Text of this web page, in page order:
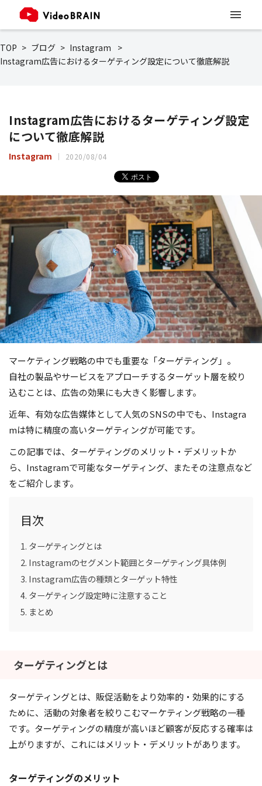
TOP ブログ
Instagram
Instagram広告におけるターゲティング設定について徹底解説
Instagram広告におけるターゲティング設定
について徹底解説
Instagram 2020/08/04
マーケティング戦略の中でも重要な「ターゲティング」。
自社の製品やサービスをアプローチするターゲット層を絞り
込むことは、広告の効果にも大きく影響します。
近年、有効な広告媒体として人気のSNSの中でも、Instagra
mは特に精度の高いターゲティングが可能です。
この記事では、ターゲティングのメリット・デメリットか
ら、Instagramで可能なターゲティング、またその注意点など
をご紹介します。
目次
ターゲティングとは
Instagramのセグメント範囲とターゲティング具体例
Instagram広告の種類とターゲット特性
ターゲティング設定時に注意すること
まとめ
ターゲティングとは
ターゲティングとは、販促活動をより効率的・効果的にする
ために、活動の対象者を絞りこむマーケティング戦略の一種
です。ターゲティングの精度が高いほど顧客が反応する確率は
上がりますが、これにはメリット・デメリットがあります。
ターゲティングのメリット